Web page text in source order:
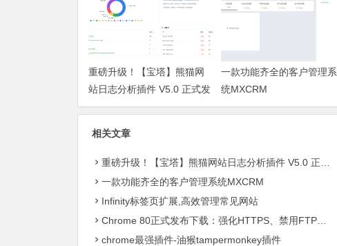
重磅升级！【宝塔】熊猫网
站日志分析插件 V5.0 正式发
布：智能体检+多维风控，运
一款功能齐全的客户管理系
统MXCRM
相关文章
重磅升级！【宝塔】熊猫网站日志分析插件 V5.0 正式发布：智能体检+多维风控，运维效率全面跃升
一款功能齐全的客户管理系统MXCRM
Infinity标签页扩展,高效管理常见网站
Chrome 80正式发布下载：强化HTTPS、禁用FTP、通知消息更静默
chrome最强插件-油猴tampermonkey插件